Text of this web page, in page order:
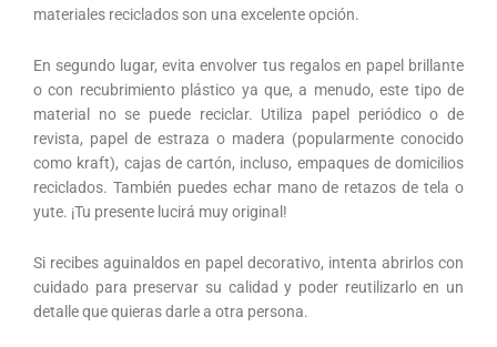
materiales reciclados son una excelente opción.
En segundo lugar, evita envolver tus regalos en papel brillante
o con recubrimiento plástico ya que, a menudo, este tipo de
material no se puede reciclar. Utiliza papel periódico o de
revista, papel de estraza o madera (popularmente conocido
como kraft), cajas de cartón, incluso, empaques de domicilios
reciclados. También puedes echar mano de retazos de tela o
yute. ¡Tu presente lucirá muy original!
Si recibes aguinaldos en papel decorativo, intenta abrirlos con
cuidado para preservar su calidad y poder reutilizarlo en un
detalle que quieras darle a otra persona.